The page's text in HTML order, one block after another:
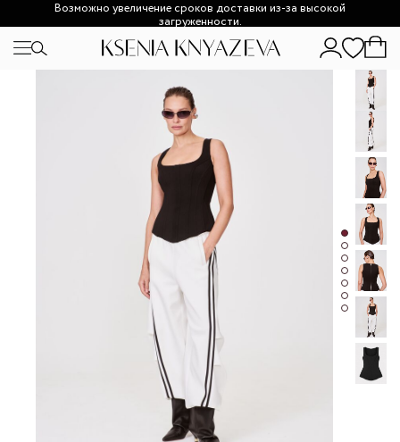
Возможно увеличение сроков доставки из-за высокой
загруженности.